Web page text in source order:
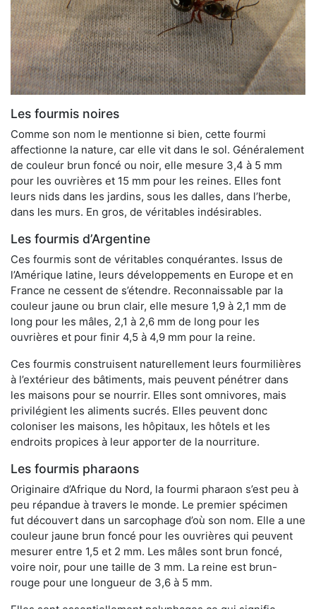
Les fourmis noires
Comme son nom le mentionne si bien, cette fourmi
affectionne la nature, car elle vit dans le sol. Généralement
de couleur brun foncé ou noir, elle mesure 3,4 à 5 mm
pour les ouvrières et 15 mm pour les reines. Elles font
leurs nids dans les jardins, sous les dalles, dans l’herbe,
dans les murs. En gros, de véritables indésirables.
Les fourmis d’Argentine
Ces fourmis sont de véritables conquérantes. Issus de
l’Amérique latine, leurs développements en Europe et en
France ne cessent de s’étendre. Reconnaissable par la
couleur jaune ou brun clair, elle mesure 1,9 à 2,1 mm de
long pour les mâles, 2,1 à 2,6 mm de long pour les
ouvrières et pour finir 4,5 à 4,9 mm pour la reine.
Ces fourmis construisent naturellement leurs fourmilières
à l’extérieur des bâtiments, mais peuvent pénétrer dans
les maisons pour se nourrir. Elles sont omnivores, mais
privilégient les aliments sucrés. Elles peuvent donc
coloniser les maisons, les hôpitaux, les hôtels et les
endroits propices à leur apporter de la nourriture.
Les fourmis pharaons
Originaire d’Afrique du Nord, la fourmi pharaon s’est peu à
peu répandue à travers le monde. Le premier spécimen
fut découvert dans un sarcophage d’où son nom. Elle a une
couleur jaune brun foncé pour les ouvrières qui peuvent
mesurer entre 1,5 et 2 mm. Les mâles sont brun foncé,
voire noir, pour une taille de 3 mm. La reine est brun-
rouge pour une longueur de 3,6 à 5 mm.